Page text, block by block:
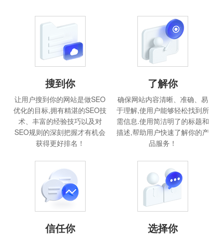
搜到你
让用户搜到你的网站是做SEO
优化的目标,拥有精湛的SEO技
术、丰富的经验技巧以及对
SEO规则的深刻把握才有机会
获得更好排名！
了解你
确保网站内容清晰、准确、易
于理解,使用户能够轻松找到所
需信息.使用简洁明了的标题和
描述,帮助用户快速了解你的产
品服务！
信任你 选择你